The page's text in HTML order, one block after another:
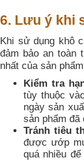
6. Lưu ý khi
Khi sử dụng khô
đảm bảo an toàn
nhất của sản
Kiểm tra
tùy thuộc
ngày sản
sản phẩm đã
Tránh tiêu
được ướp
quá nhiều